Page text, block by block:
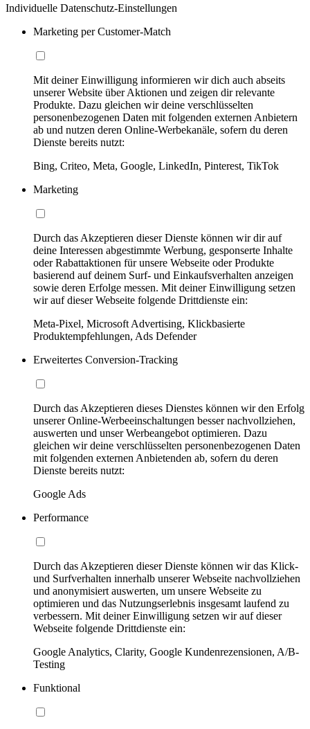
Individuelle Datenschutz-Einstellungen
Marketing per Customer-Match
Mit deiner Einwilligung informieren wir dich auch abseits
unserer Website über Aktionen und zeigen dir relevante
Produkte. Dazu gleichen wir deine verschlüsselten
personenbezogenen Daten mit folgenden externen Anbietern
ab und nutzen deren Online-Werbekanäle, sofern du deren
Dienste bereits nutzt:
Bing, Criteo, Meta, Google, LinkedIn, Pinterest, TikTok
Marketing
Durch das Akzeptieren dieser Dienste können wir dir auf
deine Interessen abgestimmte Werbung, gesponserte Inhalte
oder Rabattaktionen für unsere Webseite oder Produkte
basierend auf deinem Surf- und Einkaufsverhalten anzeigen
sowie deren Erfolge messen. Mit deiner Einwilligung setzen
wir auf dieser Webseite folgende Drittdienste ein:
Meta-Pixel, Microsoft Advertising, Klickbasierte
Produktempfehlungen, Ads Defender
Erweitertes Conversion-Tracking
Durch das Akzeptieren dieses Dienstes können wir den Erfolg
unserer Online-Werbeeinschaltungen besser nachvollziehen,
auswerten und unser Werbeangebot optimieren. Dazu
gleichen wir deine verschlüsselten personenbezogenen Daten
mit folgenden externen Anbietenden ab, sofern du deren
Dienste bereits nutzt:
Google Ads
Performance
Durch das Akzeptieren dieser Dienste können wir das Klick-
und Surfverhalten innerhalb unserer Webseite nachvollziehen
und anonymisiert auswerten, um unsere Webseite zu
optimieren und das Nutzungserlebnis insgesamt laufend zu
verbessern. Mit deiner Einwilligung setzen wir auf dieser
Webseite folgende Drittdienste ein:
Google Analytics, Clarity, Google Kundenrezensionen, A/B-
Testing
Funktional